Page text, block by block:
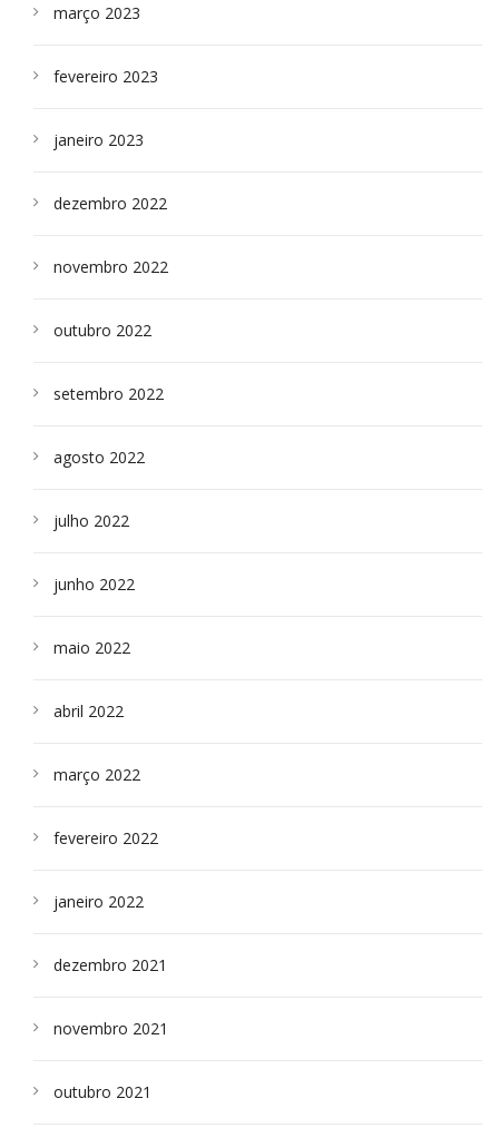
março 2023
fevereiro 2023
janeiro 2023
dezembro 2022
novembro 2022
outubro 2022
setembro 2022
agosto 2022
julho 2022
junho 2022
maio 2022
abril 2022
março 2022
fevereiro 2022
janeiro 2022
dezembro 2021
novembro 2021
outubro 2021